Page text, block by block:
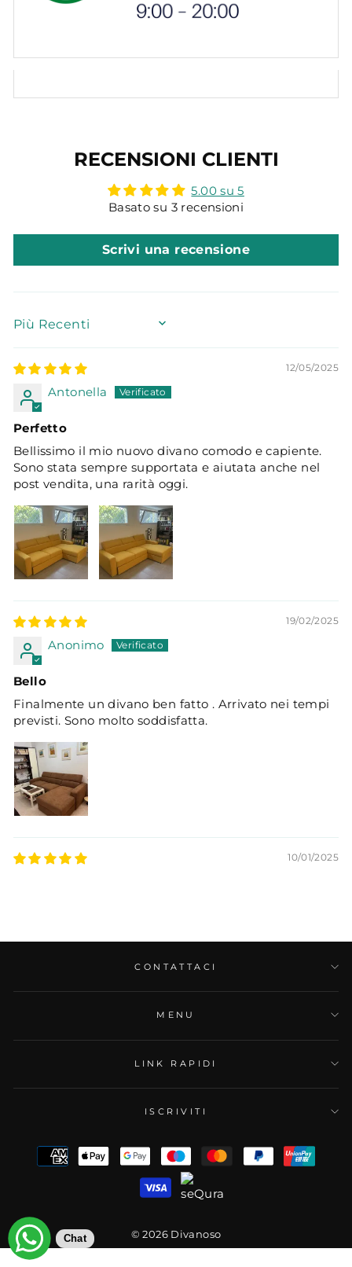
RECENSIONI CLIENTI
5.00 su 5
Basato su 3 recensioni
Scrivi una recensione
SORT BY
12/05/2025
Antonella
Perfetto
Bellissimo il mio nuovo divano comodo e capiente.
Sono stata sempre supportata e aiutata anche nel
post vendita, una rarità oggi.
19/02/2025
Anonimo
Bello
Finalmente un divano ben fatto . Arrivato nei tempi
previsti. Sono molto soddisfatta.
10/01/2025
Divano perfetto, arrivato entro i tempi prestabiliti.
CONTATTACI
MENU
LINK RAPIDI
ISCRIVITI
© 2026 Divanoso
Chat